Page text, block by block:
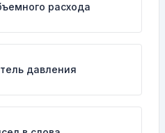
расхода
давления